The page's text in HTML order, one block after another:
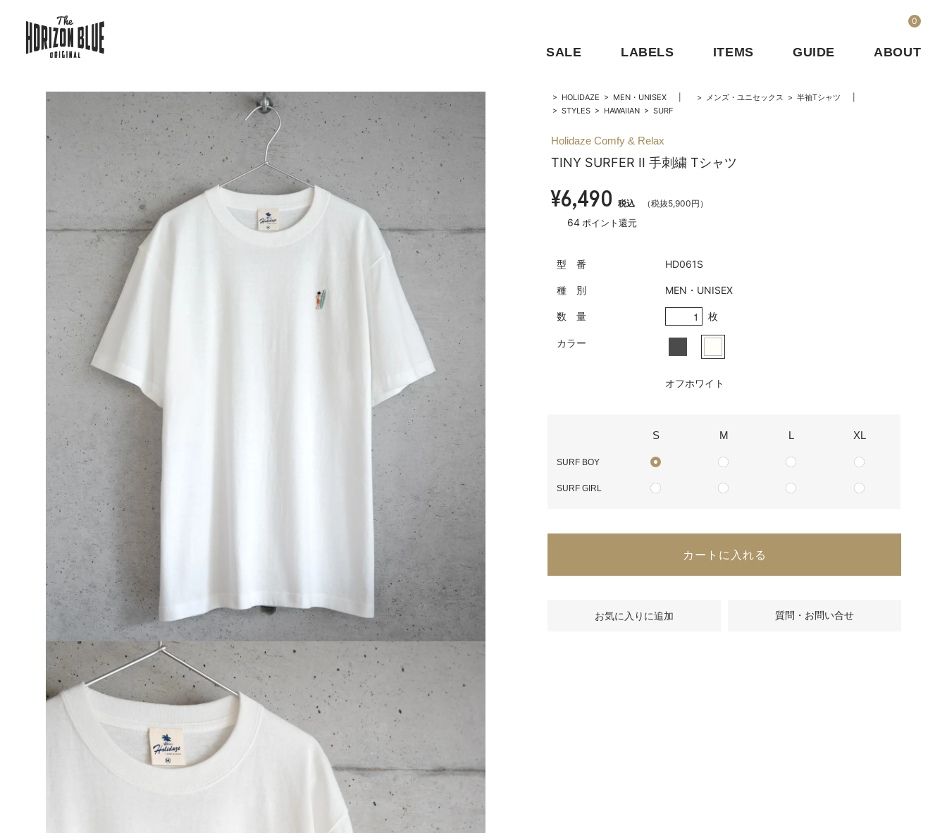
0
SALE LABELS ITEMS GUIDE ABOUT
> HOLIDAZE > MEN・UNISEX > メンズ・ユニセックス > 半袖Tシャツ
> STYLES > HAWAIIAN >SURF
Holidaze Comfy & Relax
TINY SURFER II 手刺繍 Tシャツ
¥6,490 税込 （税抜5,900円）
64 ポイント還元
型 番 HD061S
種 別 MEN・UNISEX
数 量 枚
カラー
オフホワイト
S M L XL
SURF BOY
SURF GIRL
カートに入れる
質問・お問い合せ